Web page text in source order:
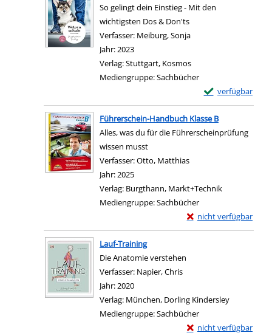
So gelingt dein Einstieg - Mit den
wichtigsten Dos & Don'ts
Verfasser: Meiburg, Sonja
Jahr:2023
Verlag:Stuttgart, Kosmos
Mediengruppe:Sachbücher
verfügbar
Exemplar-Details
Zum Download
Führerschein-Handbuch Klasse B
Alles, was du für die Führerscheinprüfung
wissen musst
Verfasser:Otto, Matthias
Jahr:2025
Verlag: Burgthann, Markt+Technik
Mediengruppe:Sachbücher
nicht verfügbar
Exemplar-Details von
Zum Download von
Lauf-Training
Die Anatomie verstehen
Verfasser: Napier, Chris
Jahr:2020
Verlag: München, Dorling Kindersley
Mediengruppe:Sachbücher
nicht verfügbar
Exemplar-Details von